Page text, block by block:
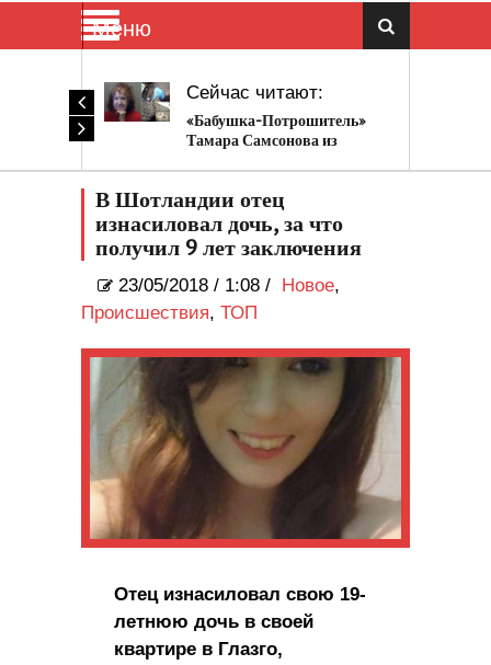
Меню
Сейчас читают:
«Бабушка-Потрошитель»
Тамара Самсонова из
В Шотландии отец
изнасиловал дочь, за что
получил 9 лет заключения
23/05/2018 / 1:08 / Новое,
Происшествия, ТОП
Отец изнасиловал свою 19-
летнюю дочь в своей
квартире в Глазго,